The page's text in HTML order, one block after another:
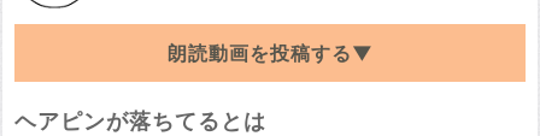
朗読動画を投稿する▼
「ヘアピンが落ちてる」の朗読動画を探してい
ヘアピンが落ちてるとは